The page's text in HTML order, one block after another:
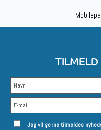
Jeg vil gerne tilmeldes